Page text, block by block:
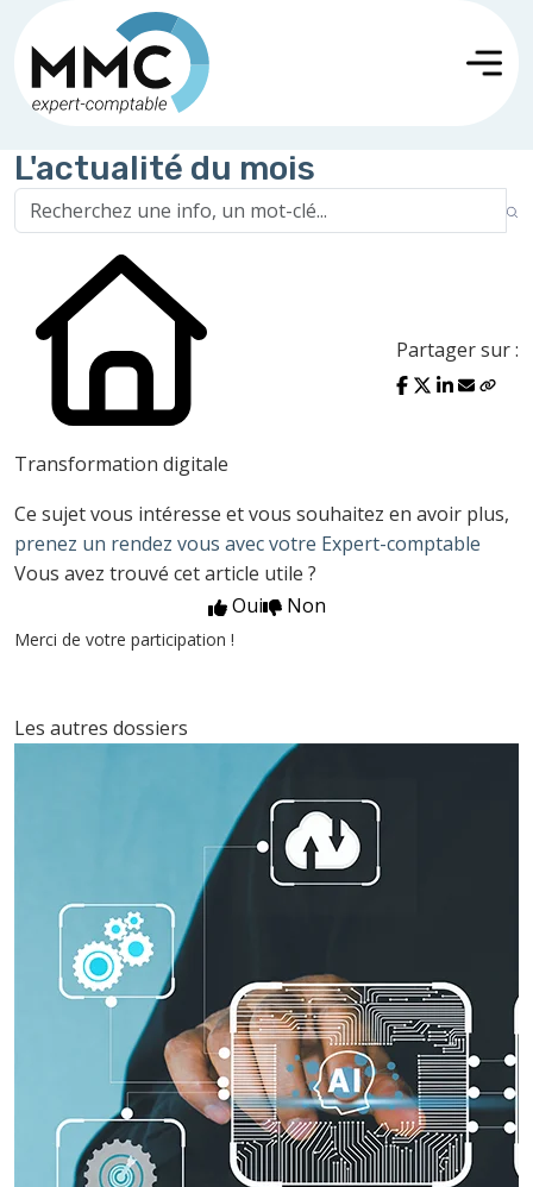
L'actualité du mois
Transformation digitale
Partager sur :
Ce sujet vous intéresse et vous souhaitez en avoir plus,
prenez un rendez vous avec votre Expert-comptable
Vous avez trouvé cet article utile ?
Oui
Non
Merci de votre participation !
Les autres dossiers